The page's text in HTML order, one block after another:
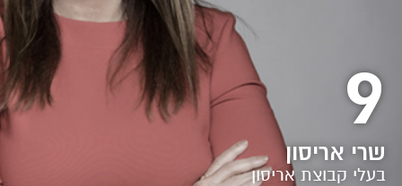
9
שרי אריסון
בעלי קבוצת אריסון